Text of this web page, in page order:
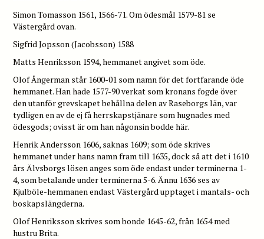
Simon Tomasson 1561, 1566-71. Om ödesmål 1579-81 se
Västergård ovan.
Sigfrid Jopsson (Jacobsson) 1588
Matts Henriksson 1594, hemmanet angivet som öde.
Olof Ångerman står 1600-01 som namn för det fortfarande öde
hemmanet. Han hade 1577-90 verkat som kronans fogde över
den utanför grevskapet behållna delen av Raseborgs län, var
tydligen en av de ej få herrskapstjänare som hugnades med
ödesgods; ovisst är om han någonsin bodde här.
Henrik Andersson 1606, saknas 1609; som öde skrives
hemmanet under hans namn fram till 1635, dock så att det i 1610
års Älvsborgs lösen anges som öde endast under terminerna 1-
4, som betalande under terminerna 5-6. Ännu 1636 ses av
Kjulböle-hemmanen endast Västergård upptaget i mantals- och
boskapslängderna.
Olof Henriksson skrives som bonde 1645-62, från 1654 med
hustru Brita.